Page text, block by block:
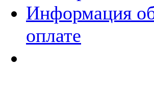
Информация
оплате